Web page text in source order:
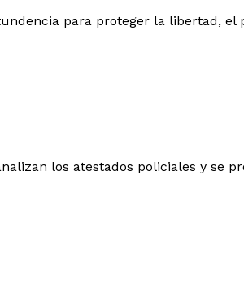
para proteger la libertad, el
los atestados policiales y se